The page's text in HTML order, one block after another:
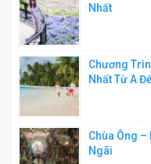
Nhất
Chương
Nhất Từ A
Chùa Ông
Ngãi